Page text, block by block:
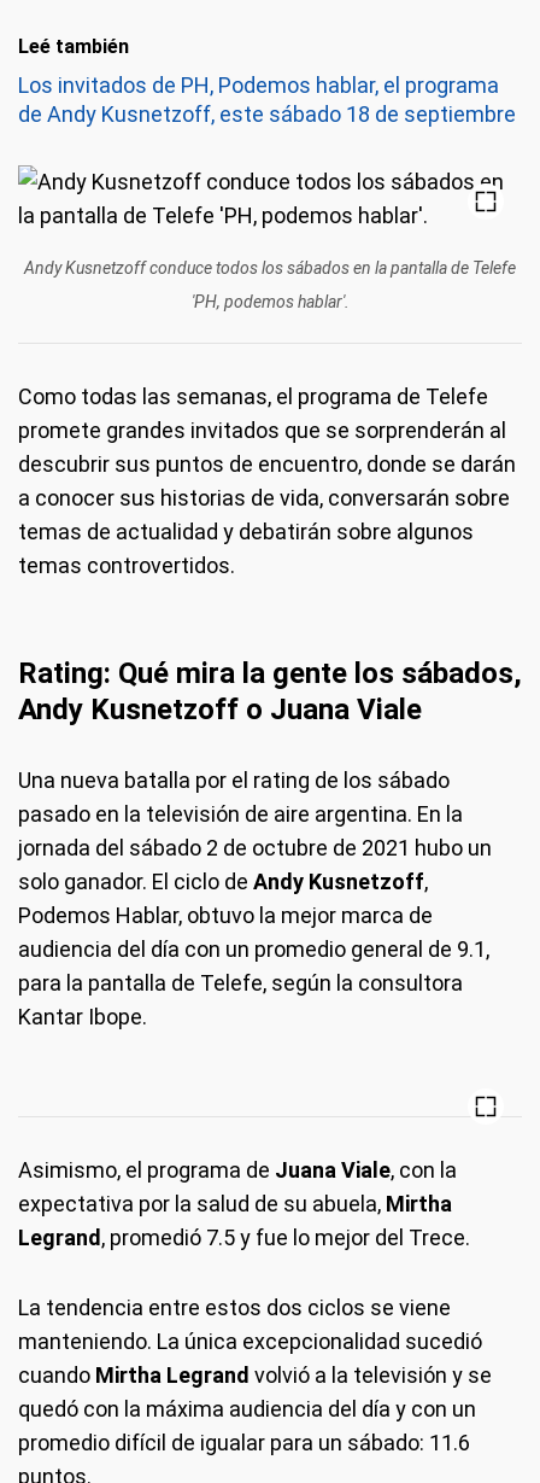
Leé también
Los invitados de PH, Podemos hablar, el programa
de Andy Kusnetzoff, este sábado 18 de septiembre
Andy Kusnetzoff conduce todos los sábados en la pantalla de Telefe
'PH, podemos hablar'.
Como todas las semanas, el programa de Telefe
promete grandes invitados que se sorprenderán al
descubrir sus puntos de encuentro, donde se darán
a conocer sus historias de vida, conversarán sobre
temas de actualidad y debatirán sobre algunos
temas controvertidos.
Rating: Qué mira la gente los sábados,
Andy Kusnetzoff o Juana Viale
Una nueva batalla por el rating de los sábado
pasado en la televisión de aire argentina. En la
jornada del sábado 2 de octubre de 2021 hubo un
solo ganador. El ciclo de Andy Kusnetzoff,
Podemos Hablar, obtuvo la mejor marca de
audiencia del día con un promedio general de 9.1,
para la pantalla de Telefe, según la consultora
Kantar Ibope.
Asimismo, el programa de Juana Viale, con la
expectativa por la salud de su abuela, Mirtha
Legrand , promedió 7.5 y fue lo mejor del Trece.
La tendencia entre estos dos ciclos se viene
manteniendo. La única excepcionalidad sucedió
cuando Mirtha Legrand volvió a la televisión y se
quedó con la máxima audiencia del día y con un
promedio difícil de igualar para un sábado: 11.6
puntos.